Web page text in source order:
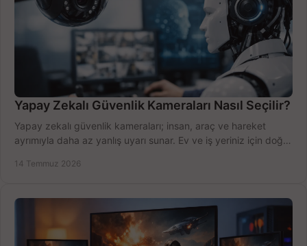
Yapay Zekalı Güvenlik Kameraları Nasıl Seçilir?
Yapay zekalı güvenlik kameraları; insan, araç ve hareket
ayrımıyla daha az yanlış uyarı sunar. Ev ve iş yeriniz için doğru
14 Temmuz 2026